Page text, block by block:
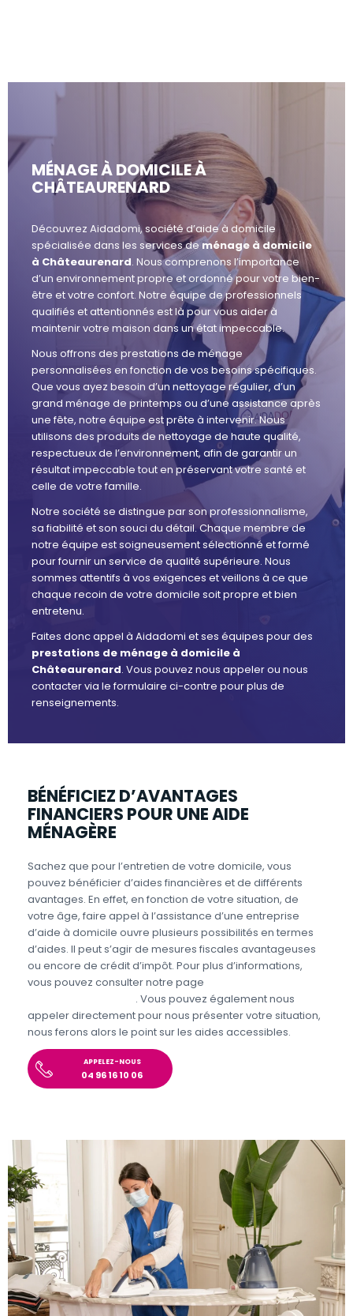
MÉNAGE À DOMICILE À
CHÂTEAURENARD
Découvrez Aidadomi, société d’aide à domicile
spécialisée dans les services deménage à domicile
à Châteaurenard. Nous comprenons l’importance
d’un environnement propre et ordonné pour votre bien-
être et votre confort. Notre équipe de professionnels
qualifiés et attentionnés est là pour vous aider à
maintenir votre maison dans un état impeccable.
Nous offrons des prestations de ménage
personnalisées en fonction de vos besoins spécifiques.
Que vous ayez besoin d’un nettoyage régulier, d’un
grand ménage de printemps ou d’une assistance après
une fête, notre équipe est prête à intervenir. Nous
utilisons des produits de nettoyage de haute qualité,
respectueux de l’environnement, afin de garantir un
résultat impeccable tout en préservant votre santé et
celle de votre famille.
Notre société se distingue par son professionnalisme,
sa fiabilité et son souci du détail. Chaque membre de
notre équipe est soigneusement sélectionné et formé
pour fournir un service de qualité supérieure. Nous
sommes attentifs à vos exigences et veillons à ce que
chaque recoin de votre domicile soit propre et bien
entretenu.
Faites donc appel à Aidadomi et ses équipes pour des
prestations de ménage à domicile à
Châteaurenard. Vous pouvez nous appeler ou nous
contacter via le formulaire ci-contre pour plus de
renseignements.
BÉNÉFICIEZ D’AVANTAGES
FINANCIERS POUR UNE AIDE
MÉNAGÈRE
Sachez que pour l’entretien de votre domicile, vous
pouvez bénéficier d’aides financières et de différents
avantages. En effet, en fonction de votre situation, de
votre âge, faire appel à l’assistance d’une entreprise
d’aide à domicile ouvre plusieurs possibilités en termes
d’aides. Il peut s’agir de mesures fiscales avantageuses
ou encore de crédit d’impôt. Pour plus d’informations,
vous pouvez consulter notre page
. Vous pouvez également nous
appeler directement pour nous présenter votre situation,
nous ferons alors le point sur les aides accessibles.
APPELEZ-NOUS
04 96 16 10 06